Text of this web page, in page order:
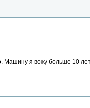
я вожу больше 10